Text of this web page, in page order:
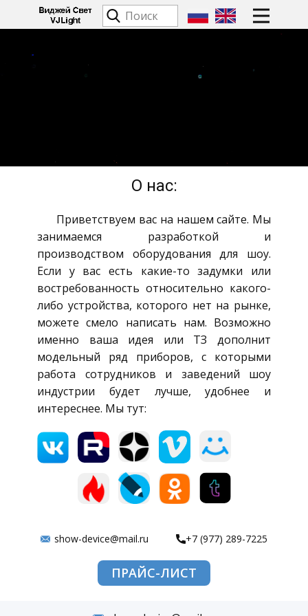
О нас:
Приветствуем вас на нашем сайте. Мы
занимаемся разработкой и
производством оборудования для шоу.
Если у вас есть какие-то задумки или
востребованность относительно какого-
либо устройства, которого нет на рынке,
можете смело написать нам. Возможно
именно ваша идея или ТЗ дополнит
модельный ряд приборов, с которыми
работа сотрудников и заведений шоу
индустрии будет лучше, удобнее и
интереснее. Мы тут:
+7 (977) 289-7225
show-device@mail.ru
ПРАЙС-ЛИСТ